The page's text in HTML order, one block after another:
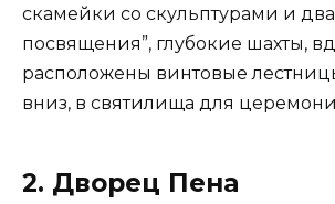
скамейки со скульптурами и
посвящения”, глубокие шахты,
расположены винтовые
вниз, в святилища для
2. Дворец Пена